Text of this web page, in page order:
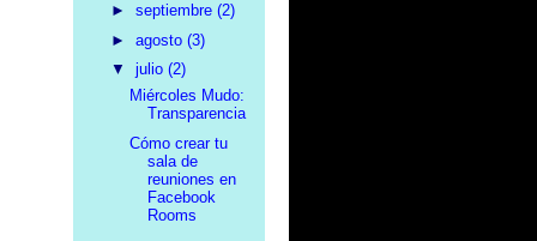
► septiembre (2)
► agosto (3)
▼ julio (2)
Miércoles Mudo:
Transparencia
Cómo crear tu
sala de
reuniones en
Facebook
Rooms